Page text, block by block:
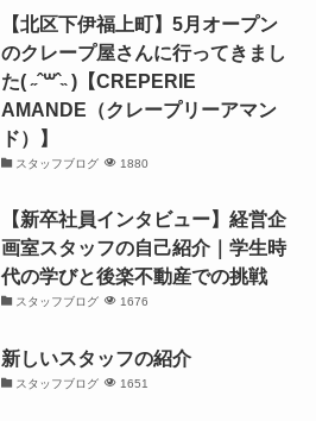
【北区下伊福上町】5月オープン
のクレープ屋さんに行ってきまし
た( ˶ˆ꒳ˆ˵ )【CREPERIE
AMANDE（クレープリーアマン
ド）】
スタッフブログ 1880
【新卒社員インタビュー】経営企
画室スタッフの自己紹介｜学生時
代の学びと後楽不動産での挑戦
スタッフブログ 1676
新しいスタッフの紹介
スタッフブログ 1651